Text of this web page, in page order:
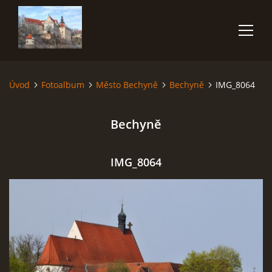
ÚVOD
POUŽITÁ TECHNIKA
Úvod Fotoalbum Město Bechyně Bechyně IMG_8064
Bechyně
IMG_8064